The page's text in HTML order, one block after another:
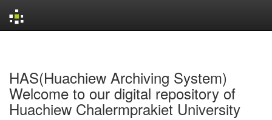
HAS(Huachiew Archiving System)
Welcome to our digital repository of
Huachiew Chalermprakiet University